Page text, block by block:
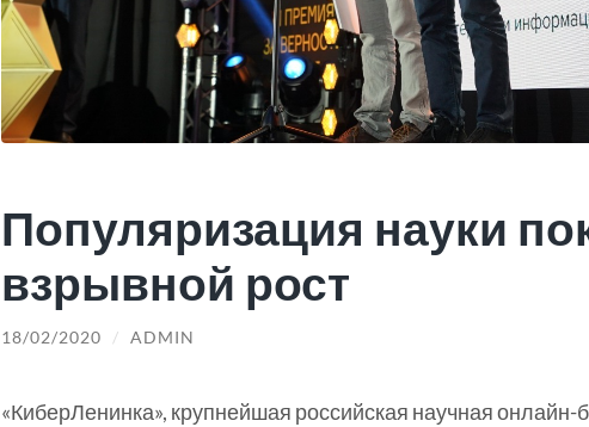
Популяризация науки
взрывной рост
18/02/2020 / ADMIN
«КиберЛенинка», крупнейшая российская научная онлайн-